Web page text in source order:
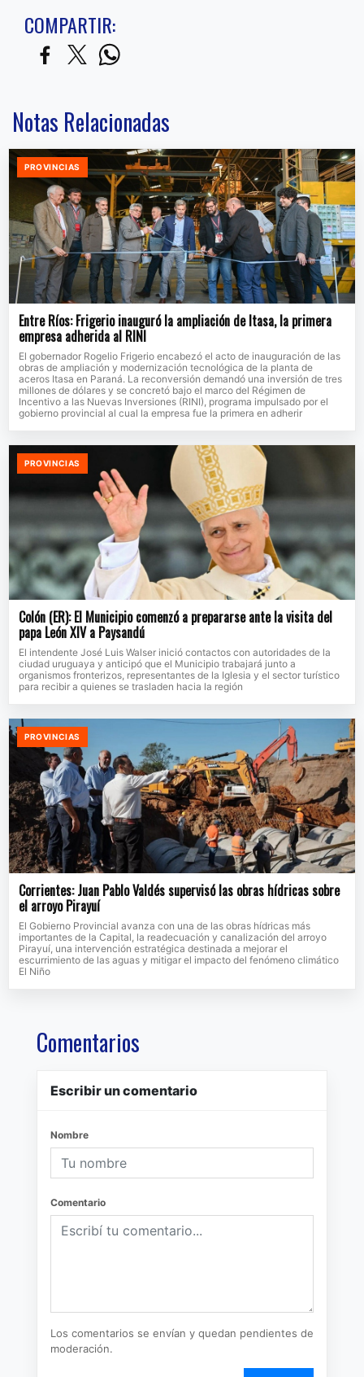
COMPARTIR:
Notas Relacionadas
PROVINCIAS
Entre Ríos: Frigerio inauguró la ampliación de Itasa, la primera
empresa adherida al RINI
El gobernador Rogelio Frigerio encabezó el acto de inauguración de las
obras de ampliación y modernización tecnológica de la planta de
aceros Itasa en Paraná. La reconversión demandó una inversión de tres
millones de dólares y se concretó bajo el marco del Régimen de
Incentivo a las Nuevas Inversiones (RINI), programa impulsado por el
gobierno provincial al cual la empresa fue la primera en adherir
PROVINCIAS
Colón (ER): El Municipio comenzó a prepararse ante la visita del
papa León XIV a Paysandú
El intendente José Luis Walser inició contactos con autoridades de la
ciudad uruguaya y anticipó que el Municipio trabajará junto a
organismos fronterizos, representantes de la Iglesia y el sector turístico
para recibir a quienes se trasladen hacia la región
PROVINCIAS
Corrientes: Juan Pablo Valdés supervisó las obras hídricas sobre
el arroyo Pirayuí
El Gobierno Provincial avanza con una de las obras hídricas más
importantes de la Capital, la readecuación y canalización del arroyo
Pirayuí, una intervención estratégica destinada a mejorar el
escurrimiento de las aguas y mitigar el impacto del fenómeno climático
El Niño
Comentarios
Escribir un comentario
Nombre
Comentario
Los comentarios se envían y quedan pendientes de
moderación.